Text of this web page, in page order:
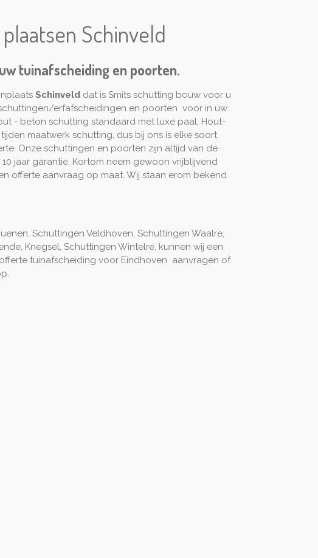
Schinveld
tuinafscheiding en poorten.
Schinveld dat is Smits schutting bouw voor u
erfafscheidingen en poorten voor in uw
- beton schutting standaard met luxe paal, Hout-
maatwerk schutting, dus bij ons is elke soort
Onze schuttingen en poorten zijn altijd van de
jaar garantie. Kortom neem gewoon vrijblijvend
offerte aanvraag op maat. Wij staan erom bekend
Schuttingen Veldhoven, Schuttingen Waalre,
Knegsel, Schuttingen Wintelre, kunnen wij een
tuinafscheiding voor Eindhoven aanvragen of